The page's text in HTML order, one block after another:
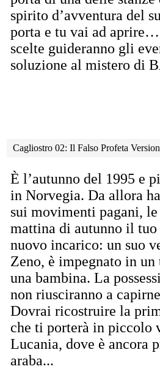
spirito d’avventura del
porta e tu vai ad
scelte guideranno gli
soluzione al mistero di
Cagliostro 02: Il Falso Profeta
È l’autunno del 1995 e
in Norvegia. Da allora
sui movimenti pagani,
mattina di autunno il
nuovo incarico: un suo
Zeno, è impegnato in
una bambina. La
non riusciranno a
Dovrai ricostruire la
che ti porterà in piccolo
Lucania, dove è ancora
araba...